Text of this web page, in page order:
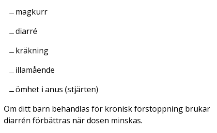
magkurr
diarré
kräkning
illamående
ömhet i anus (stjärten)
Om ditt barn behandlas för kronisk förstoppning brukar
diarrén förbättras när dosen minskas.